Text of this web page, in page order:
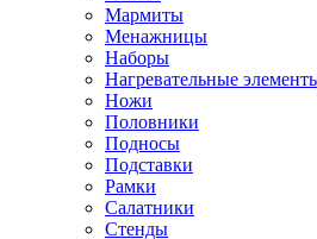
Мармиты
Менажницы
Наборы
Нагревательные
Ножи
Половники
Подносы
Подставки
Рамки
Салатники
Стенды